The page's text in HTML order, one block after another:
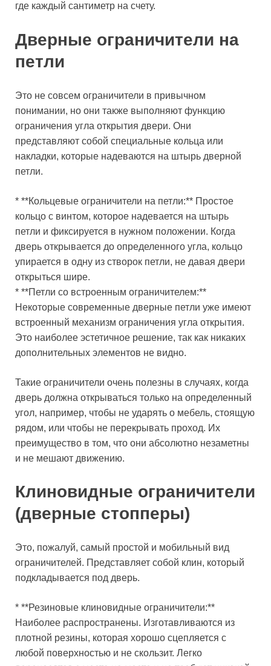
где каждый сантиметр на счету.
Дверные ограничители на
петли
Это не совсем ограничители в привычном
понимании, но они также выполняют функцию
ограничения угла открытия двери. Они
представляют собой специальные кольца или
накладки, которые надеваются на штырь дверной
петли.
* **Кольцевые ограничители на петли:** Простое
кольцо с винтом, которое надевается на штырь
петли и фиксируется в нужном положении. Когда
дверь открывается до определенного угла, кольцо
упирается в одну из створок петли, не давая двери
открыться шире.
* **Петли со встроенным ограничителем:**
Некоторые современные дверные петли уже имеют
встроенный механизм ограничения угла открытия.
Это наиболее эстетичное решение, так как никаких
дополнительных элементов не видно.
Такие ограничители очень полезны в случаях, когда
дверь должна открываться только на определенный
угол, например, чтобы не ударять о мебель, стоящую
рядом, или чтобы не перекрывать проход. Их
преимущество в том, что они абсолютно незаметны
и не мешают движению.
Клиновидные ограничители
(дверные стопперы)
Это, пожалуй, самый простой и мобильный вид
ограничителей. Представляет собой клин, который
подкладывается под дверь.
* **Резиновые клиновидные ограничители:**
Наиболее распространены. Изготавливаются из
плотной резины, которая хорошо сцепляется с
любой поверхностью и не скользит. Легко